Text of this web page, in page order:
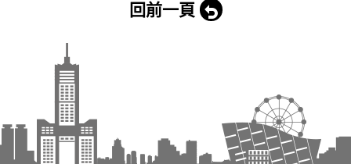
回前一頁